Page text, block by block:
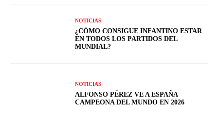
NOTICIAS
¿CÓMO CONSIGUE INFANTINO ESTAR
EN TODOS LOS PARTIDOS DEL
MUNDIAL?
NOTICIAS
ALFONSO PÉREZ VE A ESPAÑA
CAMPEONA DEL MUNDO EN 2026